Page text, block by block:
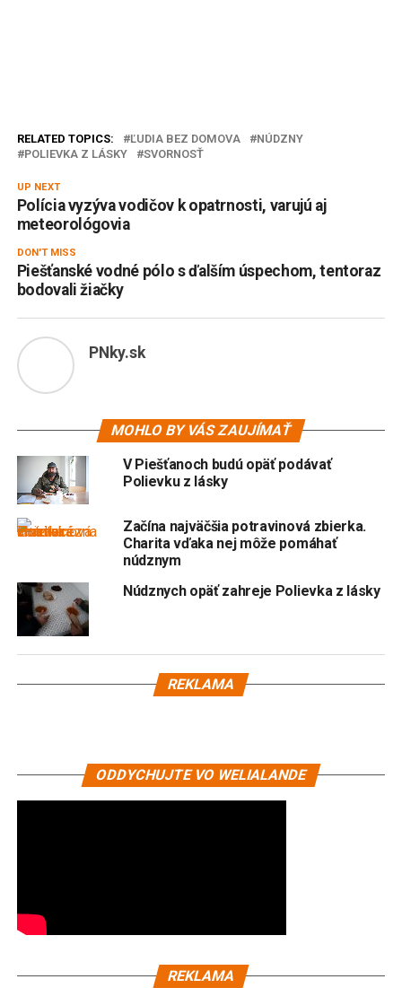
RELATED TOPICS: ĽUDIA BEZ DOMOVA
NÚDZNY
POLIEVKA Z LÁSKY
SVORNOSŤ
UP NEXT
Polícia vyzýva vodičov k opatrnosti, varujú aj
meteorológovia
DON'T MISS
Piešťanské vodné pólo s ďalším úspechom, tentoraz
bodovali žiačky
PNky.sk
MOHLO BY VÁS ZAUJÍMAŤ
V Piešťanoch budú opäť podávať
Polievku z lásky
Začína najväčšia potravinová zbierka.
Charita vďaka nej môže pomáhať
núdznym
Núdznych opäť zahreje Polievka z lásky
REKLAMA
ODDYCHUJTE VO WELIALANDE
REKLAMA